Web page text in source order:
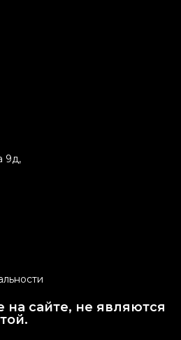
9д,
сайте, не являются